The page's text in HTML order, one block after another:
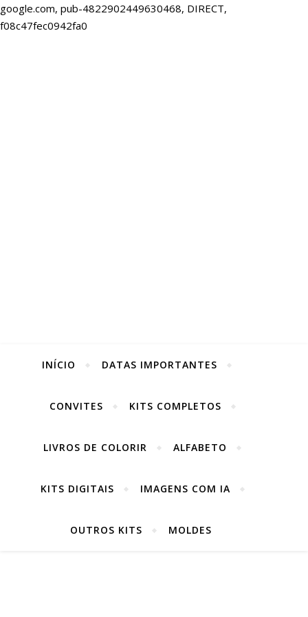
google.com, pub-4822902449630468, DIRECT,
f08c47fec0942fa0
INÍCIO DATAS IMPORTANTES
CONVITES KITS COMPLETOS
LIVROS DE COLORIR ALFABETO
KITS DIGITAIS IMAGENS COM IA
OUTROS KITS MOLDES